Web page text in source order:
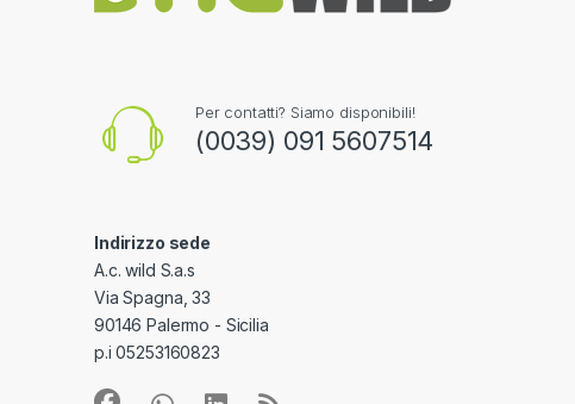
Per contatti? Siamo disponibili!
(0039) 091 5607514
Indirizzo sede
A.c. wild S.a.s
Via Spagna, 33
90146 Palermo - Sicilia
p.i 05253160823